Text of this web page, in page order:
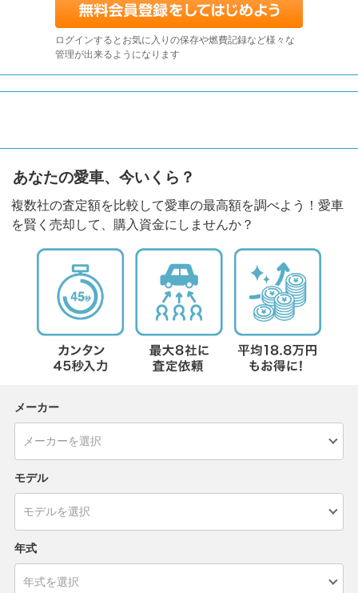
ログインするとお気に入りの保存や燃費記録など様々な
管理が出来るようになります
あなたの愛車、今いくら？
複数社の査定額を比較して愛車の最高額を調べよう！愛車
を賢く売却して、購入資金にしませんか？
メーカー
モデル
年式